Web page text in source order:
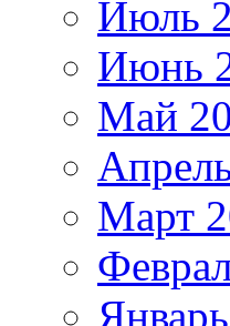
Июль
Июнь
Май
Март